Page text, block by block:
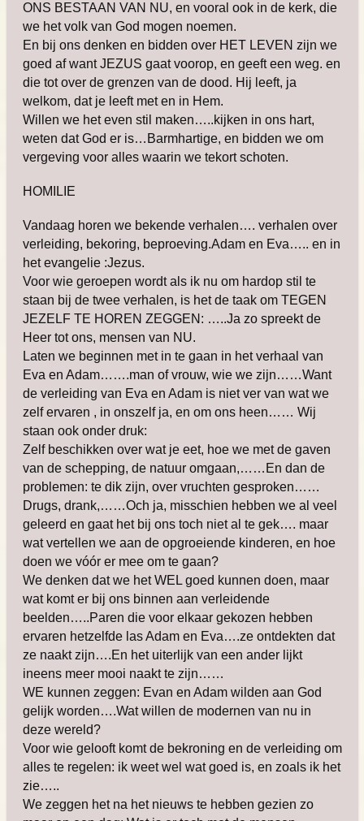
ONS BESTAAN VAN NU, en vooral ook in de kerk, die
we het volk van God mogen noemen.
En bij ons denken en bidden over HET LEVEN zijn we
goed af want JEZUS gaat voorop, en geeft een weg. en
die tot over de grenzen van de dood. Hij leeft, ja
welkom, dat je leeft met en in Hem.
Willen we het even stil maken…..kijken in ons hart,
weten dat God er is…Barmhartige, en bidden we om
vergeving voor alles waarin we tekort schoten.
HOMILIE
Vandaag horen we bekende verhalen…. verhalen over
verleiding, bekoring, beproeving.Adam en Eva….. en in
het evangelie :Jezus.
Voor wie geroepen wordt als ik nu om hardop stil te
staan bij de twee verhalen, is het de taak om TEGEN
JEZELF TE HOREN ZEGGEN: …..Ja zo spreekt de
Heer tot ons, mensen van NU.
Laten we beginnen met in te gaan in het verhaal van
Eva en Adam…….man of vrouw, wie we zijn……Want
de verleiding van Eva en Adam is niet ver van wat we
zelf ervaren , in onszelf ja, en om ons heen…… Wij
staan ook onder druk:
Zelf beschikken over wat je eet, hoe we met de gaven
van de schepping, de natuur omgaan,……En dan de
problemen: te dik zijn, over vruchten gesproken……
Drugs, drank,……Och ja, misschien hebben we al veel
geleerd en gaat het bij ons toch niet al te gek…. maar
wat vertellen we aan de opgroeiende kinderen, en hoe
doen we vóór er mee om te gaan?
We denken dat we het WEL goed kunnen doen, maar
wat komt er bij ons binnen aan verleidende
beelden…..Paren die voor elkaar gekozen hebben
ervaren hetzelfde las Adam en Eva….ze ontdekten dat
ze naakt zijn….En het uiterlijk van een ander lijkt
ineens meer mooi naakt te zijn……
WE kunnen zeggen: Evan en Adam wilden aan God
gelijk worden….Wat willen de modernen van nu in
deze wereld?
Voor wie gelooft komt de bekroning en de verleiding om
alles te regelen: ik weet wel wat goed is, en zoals ik het
zie…..
We zeggen het na het nieuws te hebben gezien zo